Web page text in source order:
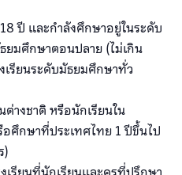
ปี และกำลังศึกษาอยู่ในระดับ
มศึกษาตอนปลาย (ไม่เกิน
รียนระดับมัธยมศึกษาทั่ว
างชาติ หรือนักเรียนใน
อศึกษาที่ประเทศไทย 1 ปีขึ้นไป
)